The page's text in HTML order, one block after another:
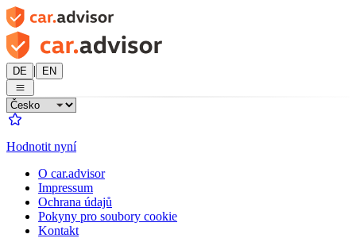
DE | EN
Hodnotit nyní
O car.advisor
Impressum
Ochrana údajů
Pokyny pro soubory cookie
Kontakt